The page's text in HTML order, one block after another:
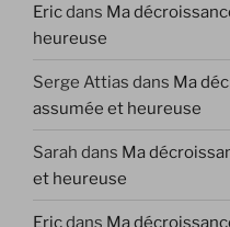
Ericdans Ma
heureuse
Serge Attias dans Ma
assumée et heureuse
Sarah dans Ma
et heureuse
Ericdans Ma